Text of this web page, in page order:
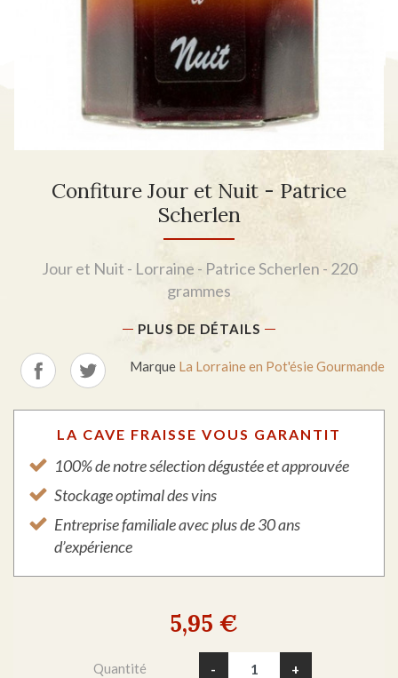
Confiture Jour et Nuit - Patrice
Scherlen
Jour et Nuit - Lorraine - Patrice Scherlen - 220
grammes
PLUS DE DÉTAILS
Marque La Lorraine en Pot'ésie Gourmande
LA CAVE FRAISSE VOUS GARANTIT
100% de notre sélection dégustée et approuvée
Stockage optimal des vins
Entreprise familiale avec plus de 30 ans
d’expérience
5,95 €
Quantité - +